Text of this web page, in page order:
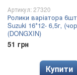
Артикул: 27320
Ролики варіатора
Suzuki 16*12- 6,5г,
(DONGXIN)
51 грн
Купити